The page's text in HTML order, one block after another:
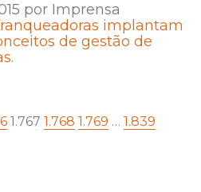
por Imprensa
implantam
de gestão de
1.767 1.768 1.769 … 1.839